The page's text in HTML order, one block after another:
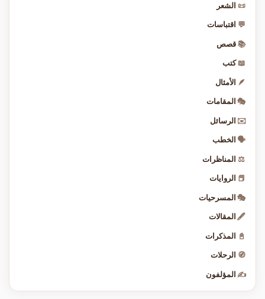
📜 الشعر
💬 اقتباسات
📚 قصص
📖 كتب
🪶 الأمثال
🎭 المقامات
✉️ الرسائل
🗣️ الخطب
⚖️ المناظرات
📕 الروايات
🎭 المسرحيات
🖋️ المقالات
📓 المذكرات
🧭 الرحلات
✍️ المؤلفون